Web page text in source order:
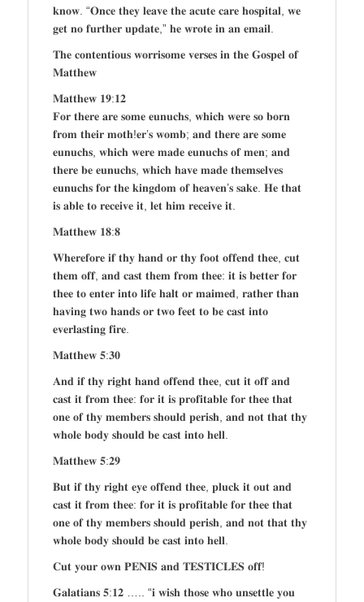
𝐤𝐧𝐨𝐰. “𝐎𝐧𝐜𝐞 𝐭𝐡𝐞𝐲 𝐥𝐞𝐚𝐯𝐞 𝐭𝐡𝐞 𝐚𝐜𝐮𝐭𝐞 𝐜𝐚𝐫𝐞 𝐡𝐨𝐬𝐩𝐢𝐭𝐚𝐥, 𝐰𝐞
𝐠𝐞𝐭 𝐧𝐨 𝐟𝐮𝐫𝐭𝐡𝐞𝐫 𝐮𝐩𝐝𝐚𝐭𝐞,” 𝐡𝐞 𝐰𝐫𝐨𝐭𝐞 𝐢𝐧 𝐚𝐧 𝐞𝐦𝐚𝐢𝐥.
𝐓𝐡𝐞 𝐜𝐨𝐧𝐭𝐞𝐧𝐭𝐢𝐨𝐮𝐬 𝐰𝐨𝐫𝐫𝐢𝐬𝐨𝐦𝐞 𝐯𝐞𝐫𝐬𝐞𝐬 𝐢𝐧 𝐭𝐡𝐞 𝐆𝐨𝐬𝐩𝐞𝐥 𝐨𝐟
𝐌𝐚𝐭𝐭𝐡𝐞𝐰
𝐌𝐚𝐭𝐭𝐡𝐞𝐰 𝟏𝟗:𝟏𝟐
𝐅𝐨𝐫 𝐭𝐡𝐞𝐫𝐞 𝐚𝐫𝐞 𝐬𝐨𝐦𝐞 𝐞𝐮𝐧𝐮𝐜𝐡𝐬, 𝐰𝐡𝐢𝐜𝐡 𝐰𝐞𝐫𝐞 𝐬𝐨 𝐛𝐨𝐫𝐧
𝐟𝐫𝐨𝐦 𝐭𝐡𝐞𝐢𝐫 𝐦𝐨𝐭𝐡!𝐞𝐫’𝐬 𝐰𝐨𝐦𝐛; 𝐚𝐧𝐝 𝐭𝐡𝐞𝐫𝐞 𝐚𝐫𝐞 𝐬𝐨𝐦𝐞
𝐞𝐮𝐧𝐮𝐜𝐡𝐬, 𝐰𝐡𝐢𝐜𝐡 𝐰𝐞𝐫𝐞 𝐦𝐚𝐝𝐞 𝐞𝐮𝐧𝐮𝐜𝐡𝐬 𝐨𝐟 𝐦𝐞𝐧; 𝐚𝐧𝐝
𝐭𝐡𝐞𝐫𝐞 𝐛𝐞 𝐞𝐮𝐧𝐮𝐜𝐡𝐬, 𝐰𝐡𝐢𝐜𝐡 𝐡𝐚𝐯𝐞 𝐦𝐚𝐝𝐞 𝐭𝐡𝐞𝐦𝐬𝐞𝐥𝐯𝐞𝐬
𝐞𝐮𝐧𝐮𝐜𝐡𝐬 𝐟𝐨𝐫 𝐭𝐡𝐞 𝐤𝐢𝐧𝐠𝐝𝐨𝐦 𝐨𝐟 𝐡𝐞𝐚𝐯𝐞𝐧’𝐬 𝐬𝐚𝐤𝐞. 𝐇𝐞 𝐭𝐡𝐚𝐭
𝐢𝐬 𝐚𝐛𝐥𝐞 𝐭𝐨 𝐫𝐞𝐜𝐞𝐢𝐯𝐞 𝐢𝐭, 𝐥𝐞𝐭 𝐡𝐢𝐦 𝐫𝐞𝐜𝐞𝐢𝐯𝐞 𝐢𝐭.
𝐌𝐚𝐭𝐭𝐡𝐞𝐰 𝟏𝟖:𝟖
𝐖𝐡𝐞𝐫𝐞𝐟𝐨𝐫𝐞 𝐢𝐟 𝐭𝐡𝐲 𝐡𝐚𝐧𝐝 𝐨𝐫 𝐭𝐡𝐲 𝐟𝐨𝐨𝐭 𝐨𝐟𝐟𝐞𝐧𝐝 𝐭𝐡𝐞𝐞, 𝐜𝐮𝐭
𝐭𝐡𝐞𝐦 𝐨𝐟𝐟, 𝐚𝐧𝐝 𝐜𝐚𝐬𝐭 𝐭𝐡𝐞𝐦 𝐟𝐫𝐨𝐦 𝐭𝐡𝐞𝐞: 𝐢𝐭 𝐢𝐬 𝐛𝐞𝐭𝐭𝐞𝐫 𝐟𝐨𝐫
𝐭𝐡𝐞𝐞 𝐭𝐨 𝐞𝐧𝐭𝐞𝐫 𝐢𝐧𝐭𝐨 𝐥𝐢𝐟𝐞 𝐡𝐚𝐥𝐭 𝐨𝐫 𝐦𝐚𝐢𝐦𝐞𝐝, 𝐫𝐚𝐭𝐡𝐞𝐫 𝐭𝐡𝐚𝐧
𝐡𝐚𝐯𝐢𝐧𝐠 𝐭𝐰𝐨 𝐡𝐚𝐧𝐝𝐬 𝐨𝐫 𝐭𝐰𝐨 𝐟𝐞𝐞𝐭 𝐭𝐨 𝐛𝐞 𝐜𝐚𝐬𝐭 𝐢𝐧𝐭𝐨
𝐞𝐯𝐞𝐫𝐥𝐚𝐬𝐭𝐢𝐧𝐠 𝐟𝐢𝐫𝐞.
𝐌𝐚𝐭𝐭𝐡𝐞𝐰 𝟓:𝟑𝟎
𝐀𝐧𝐝 𝐢𝐟 𝐭𝐡𝐲 𝐫𝐢𝐠𝐡𝐭 𝐡𝐚𝐧𝐝 𝐨𝐟𝐟𝐞𝐧𝐝 𝐭𝐡𝐞𝐞, 𝐜𝐮𝐭 𝐢𝐭 𝐨𝐟𝐟 𝐚𝐧𝐝
𝐜𝐚𝐬𝐭 𝐢𝐭 𝐟𝐫𝐨𝐦 𝐭𝐡𝐞𝐞: 𝐟𝐨𝐫 𝐢𝐭 𝐢𝐬 𝐩𝐫𝐨𝐟𝐢𝐭𝐚𝐛𝐥𝐞 𝐟𝐨𝐫 𝐭𝐡𝐞𝐞 𝐭𝐡𝐚𝐭
𝐨𝐧𝐞 𝐨𝐟 𝐭𝐡𝐲 𝐦𝐞𝐦𝐛𝐞𝐫𝐬 𝐬𝐡𝐨𝐮𝐥𝐝 𝐩𝐞𝐫𝐢𝐬𝐡, 𝐚𝐧𝐝 𝐧𝐨𝐭 𝐭𝐡𝐚𝐭 𝐭𝐡𝐲
𝐰𝐡𝐨𝐥𝐞 𝐛𝐨𝐝𝐲 𝐬𝐡𝐨𝐮𝐥𝐝 𝐛𝐞 𝐜𝐚𝐬𝐭 𝐢𝐧𝐭𝐨 𝐡𝐞𝐥𝐥.
𝐌𝐚𝐭𝐭𝐡𝐞𝐰 𝟓:𝟐𝟗
𝐁𝐮𝐭 𝐢𝐟 𝐭𝐡𝐲 𝐫𝐢𝐠𝐡𝐭 𝐞𝐲𝐞 𝐨𝐟𝐟𝐞𝐧𝐝 𝐭𝐡𝐞𝐞, 𝐩𝐥𝐮𝐜𝐤 𝐢𝐭 𝐨𝐮𝐭 𝐚𝐧𝐝
𝐜𝐚𝐬𝐭 𝐢𝐭 𝐟𝐫𝐨𝐦 𝐭𝐡𝐞𝐞: 𝐟𝐨𝐫 𝐢𝐭 𝐢𝐬 𝐩𝐫𝐨𝐟𝐢𝐭𝐚𝐛𝐥𝐞 𝐟𝐨𝐫 𝐭𝐡𝐞𝐞 𝐭𝐡𝐚𝐭
𝐨𝐧𝐞 𝐨𝐟 𝐭𝐡𝐲 𝐦𝐞𝐦𝐛𝐞𝐫𝐬 𝐬𝐡𝐨𝐮𝐥𝐝 𝐩𝐞𝐫𝐢𝐬𝐡, 𝐚𝐧𝐝 𝐧𝐨𝐭 𝐭𝐡𝐚𝐭 𝐭𝐡𝐲
𝐰𝐡𝐨𝐥𝐞 𝐛𝐨𝐝𝐲 𝐬𝐡𝐨𝐮𝐥𝐝 𝐛𝐞 𝐜𝐚𝐬𝐭 𝐢𝐧𝐭𝐨 𝐡𝐞𝐥𝐥.
𝐂𝐮𝐭 𝐲𝐨𝐮𝐫 𝐨𝐰𝐧 𝐏𝐄𝐍𝐈𝐒 𝐚𝐧𝐝 𝐓𝐄𝐒𝐓𝐈𝐂𝐋𝐄𝐒 𝐨𝐟𝐟!
𝐆𝐚𝐥𝐚𝐭𝐢𝐚𝐧𝐬 𝟓:𝟏𝟐 ….. “𝐢 𝐰𝐢𝐬𝐡 𝐭𝐡𝐨𝐬𝐞 𝐰𝐡𝐨 𝐮𝐧𝐬𝐞𝐭𝐭𝐥𝐞 𝐲𝐨𝐮